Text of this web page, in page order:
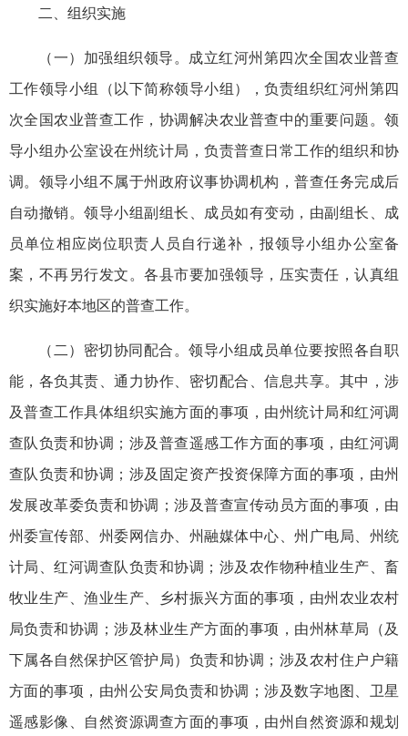
二、组织实施
（一）加强组织领导。成立红河州第四次全国农业普查
工作领导小组（以下简称领导小组），负责组织红河州第四
次全国农业普查工作，协调解决农业普查中的重要问题。领
导小组办公室设在州统计局，负责普查日常工作的组织和协
调。领导小组不属于州政府议事协调机构，普查任务完成后
自动撤销。领导小组副组长、成员如有变动，由副组长、成
员单位相应岗位职责人员自行递补，报领导小组办公室备
案，不再另行发文。各县市要加强领导，压实责任，认真组
织实施好本地区的普查工作。
（二）密切协同配合。领导小组成员单位要按照各自职
能，各负其责、通力协作、密切配合、信息共享。其中，涉
及普查工作具体组织实施方面的事项，由州统计局和红河调
查队负责和协调；涉及普查遥感工作方面的事项，由红河调
查队负责和协调；涉及固定资产投资保障方面的事项，由州
发展改革委负责和协调；涉及普查宣传动员方面的事项，由
州委宣传部、州委网信办、州融媒体中心、州广电局、州统
计局、红河调查队负责和协调；涉及农作物种植业生产、畜
牧业生产、渔业生产、乡村振兴方面的事项，由州农业农村
局负责和协调；涉及林业生产方面的事项，由州林草局（及
下属各自然保护区管护局）负责和协调；涉及农村住户户籍
方面的事项，由州公安局负责和协调；涉及数字地图、卫星
遥感影像、自然资源调查方面的事项，由州自然资源和规划